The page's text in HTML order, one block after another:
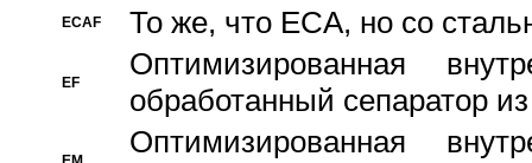
ECAF То же, что ECA, но со
EF
Оптимизированная
обработанный сепаратор
Оптимизированная